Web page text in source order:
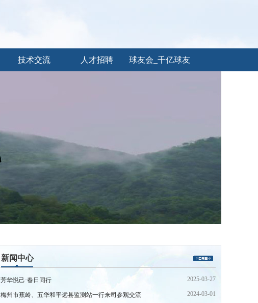
技术交流 人才招聘 球友会_千亿球友
新闻中心
芳华悦己·春日同行 2025-03-27
梅州市蕉岭、五华和平远县监测站一行来司参观交流 2024-03-01